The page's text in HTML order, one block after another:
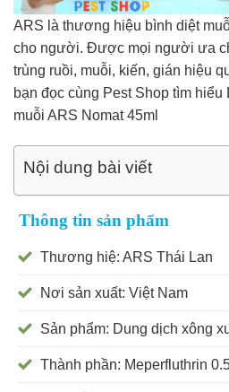
ARS là thương hiệu bình diệt
cho người. Được mọi người ưa
trùng ruồi, muỗi, kiến, gián hiệu
bạn đọc cùng Pest Shop tìm
muỗi ARS Nomat 45ml
Nội dung bài viết
Thông tin sản phẩm
Thương hiệ: ARS Thái Lan
Nơi sản xuất: Việt Nam
Sản phẩm: Dung dịch xông
Thành phần: Meperfluthrin